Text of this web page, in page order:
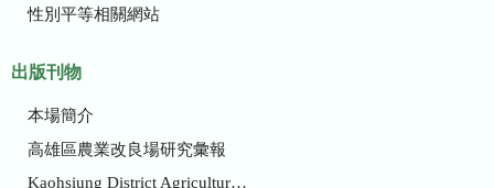
性別平等相關網站
出版刊物
本場簡介
高雄區農業改良場研究彙報
Kaohsiung District Agricultural Research and Extension Station